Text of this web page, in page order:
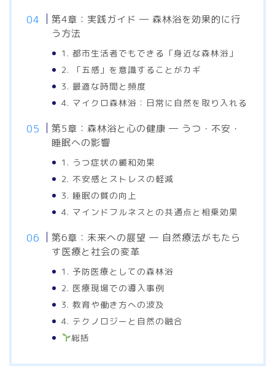
第4章：実践ガイド ― 森林浴を効果的に行
う方法
1. 都市生活者でもできる「身近な森林浴」
2. 「五感」を意識することがカギ
3. 最適な時間と頻度
4. マイクロ森林浴：日常に自然を取り入れる
第5章：森林浴と心の健康 ― うつ・不安・
睡眠への影響
1. うつ症状の緩和効果
2. 不安感とストレスの軽減
3. 睡眠の質の向上
4. マインドフルネスとの共通点と相乗効果
第6章：未来への展望 ― 自然療法がもたら
す医療と社会の変革
1. 予防医療としての森林浴
2. 医療現場での導入事例
3. 教育や働き方への波及
4. テクノロジーと自然の融合
総括